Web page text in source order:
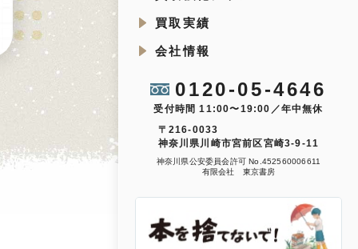
買取実績
会社情報
0120-05-4646
受付時間 11:00〜19:00／年中無休
〒216-0033
神奈川県川崎市宮前区宮崎3-9-11
神奈川県公安委員会許可 No.452560006611
有限会社 東京書房